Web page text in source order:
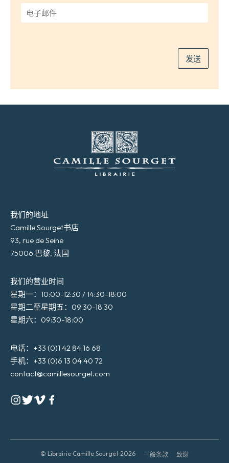
*
子
发送
我们的地址
Camille Sourget书店
93, rue de Seine
75006 巴黎, 法国
我们的营业时间
星期一：10:00-12:30 / 14:30-18:00
星期二至星期五：09:30-18:30
星期六：09:30-18:00
电话：+33 (0)1 42 84 16 68
手机：+33 (0)6 13 04 40 72
contact@camillesourget.com
© Librairie Camille Sourget 2026 一般条款 致谢